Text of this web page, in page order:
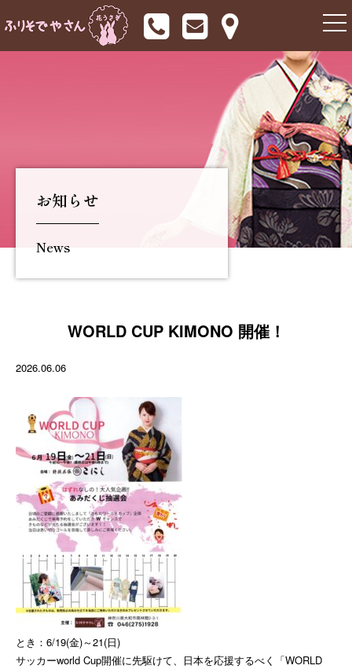
お知らせ
News
WORLD CUP KIMONO 開催！
2026.06.06
とき：6/19(金)～21(日)
サッカーworld Cup開催に先駆けて、日本を応援するべく「WORLD